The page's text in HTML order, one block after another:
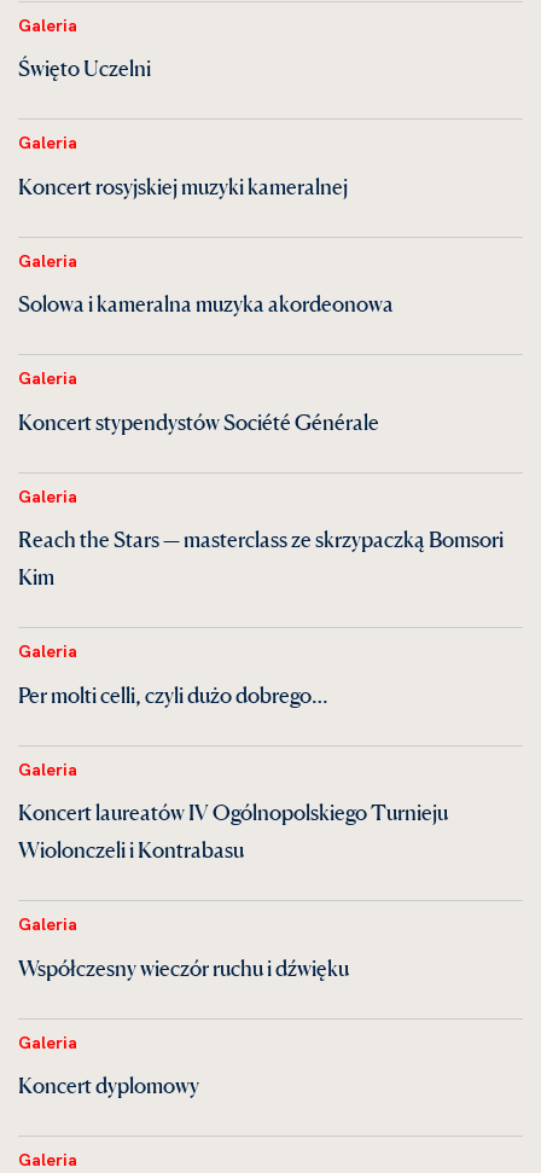
Galeria
Święto Uczelni
Galeria
Koncert rosyjskiej muzyki kameralnej
Galeria
Solowa i kameralna muzyka akordeonowa
Galeria
Koncert stypendystów Société Générale
Galeria
Reach the Stars — masterclass ze skrzypaczką Bomsori
Kim
Galeria
Per molti celli, czyli dużo dobrego…
Galeria
Koncert laureatów IV Ogólnopolskiego Turnieju
Wiolonczeli i Kontrabasu
Galeria
Współczesny wieczór ruchu i dźwięku
Galeria
Koncert dyplomowy
Galeria